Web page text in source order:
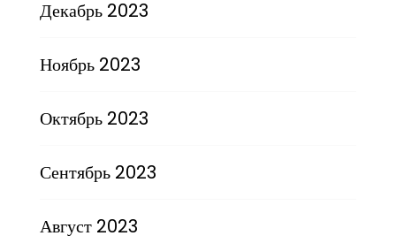
Декабрь 2023
Ноябрь 2023
Октябрь 2023
Сентябрь 2023
Август 2023